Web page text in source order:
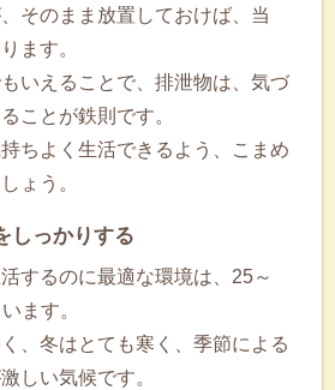
そのまま放置しておけば、当
ます。
いえることで、排泄物は、気づ
ことが鉄則です。
ちよく生活できるよう、こまめ
ょう。
しっかりする
するのに最適な環境は、25～
ます。
、冬はとても寒く、季節による
しい気候です。